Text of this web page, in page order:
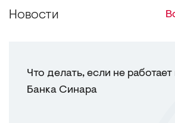
Новости
Что делать, если не
Банка Синара